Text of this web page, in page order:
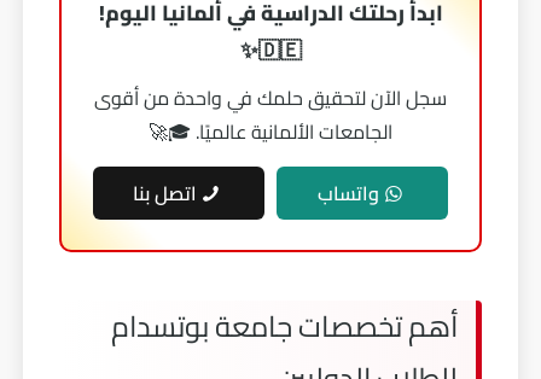
ابدأ رحلتك الدراسية في ألمانيا اليوم!
🇩🇪✨
سجل الآن لتحقيق حلمك في واحدة من أقوى
الجامعات الألمانية عالميًا. 🎓🚀
واتساب
اتصل بنا
أهم تخصصات جامعة بوتسدام